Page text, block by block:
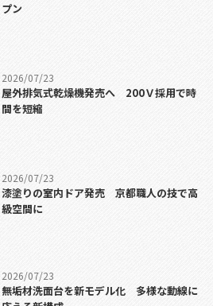
プン
2026/07/23
屋外排気式乾燥機発売へ 200Ｖ採用で時
間を短縮
2026/07/23
漆塗りの室内ドア発売 京都職人の技で高
級空間に
2026/07/23
無垢材洗面台を新モデル化 多様な動線に